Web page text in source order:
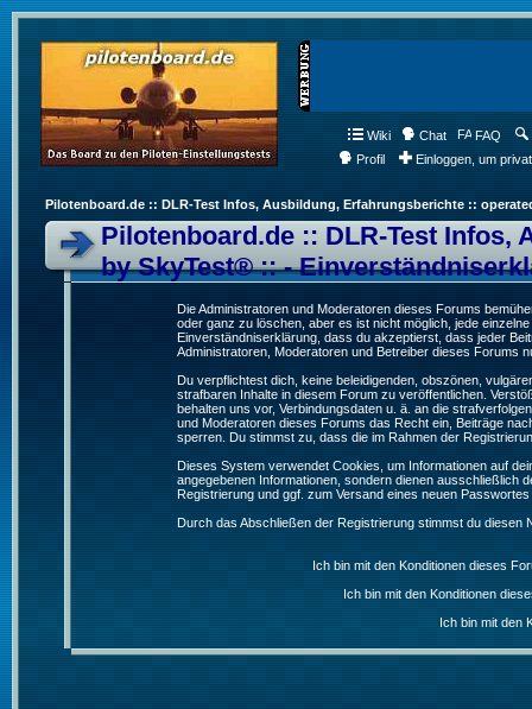
Wiki Chat FAQ
Profil
Einloggen, um
Pilotenboard.de :: DLR-Test Infos, Ausbildung, Erfahrungsberichte ::
Pilotenboard.de :: DLR-Test
by SkyTest® :: -
Die Administratoren und Moderatoren dieses Forums
oder ganz zu löschen, aber es ist nicht möglich, jede
Einverständniserklärung, dass du akzeptierst, dass jeder
Administratoren, Moderatoren und Betreiber dieses Forums
Du verpflichtest dich, keine beleidigenden, obszönen,
strafbaren Inhalte in diesem Forum zu veröffentlichen.
behalten uns vor, Verbindungsdaten u. ä. an die
und Moderatoren dieses Forums das Recht ein, Beiträge
sperren. Du stimmst zu, dass die im Rahmen der
Dieses System verwendet Cookies, um Informationen auf
angegebenen Informationen, sondern dienen ausschließlich
Registrierung und ggf. zum Versand eines neuen
Durch das Abschließen der Registrierung stimmst du diesen
Ich bin mit den Konditionen dieses
Ich bin mit den Konditionen
Ich bin mit den